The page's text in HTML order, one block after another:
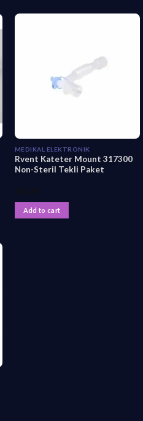
MEDIKAL ELEKTRONIK
Rvent Kateter Mount 317300
Non-Steril Tekli Paket
Add to cart